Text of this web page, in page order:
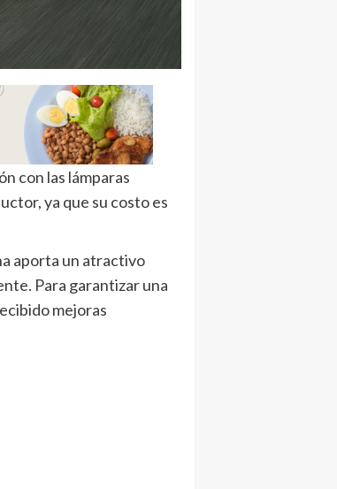
con las lámparas
ya que su costo es
aporta un atractivo
Para garantizar una
mejoras